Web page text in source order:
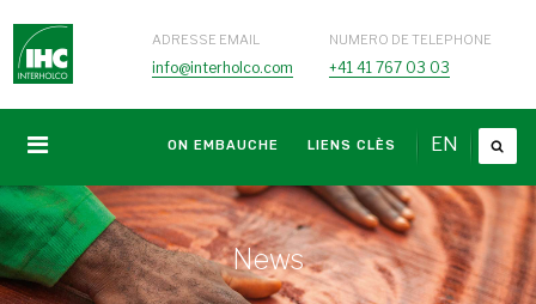
ADRESSE EMAIL
info@interholco.com
NUMERO DE TELEPHONE
+41 41 767 03 03
EN
ON EMBAUCHE LIENS CLÈS
News